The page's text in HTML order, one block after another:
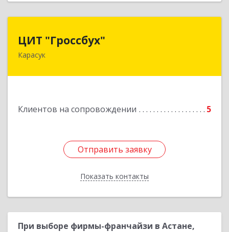
ЦИТ "Гроссбух"
Карасук
Клиентов на сопровождении 5
Отправить заявку
Показать контакты
632861, Новосибирская обл, Карасукский р-н,
Отправить заявку
Назад
При выборе фирмы-франчайзи в Астане,